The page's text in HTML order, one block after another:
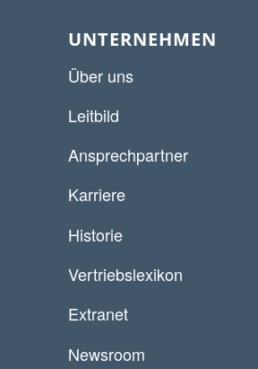
UNTERNEHMEN
Über uns
Leitbild
Ansprechpartner
Karriere
Historie
Vertriebslexikon
Extranet
Newsroom